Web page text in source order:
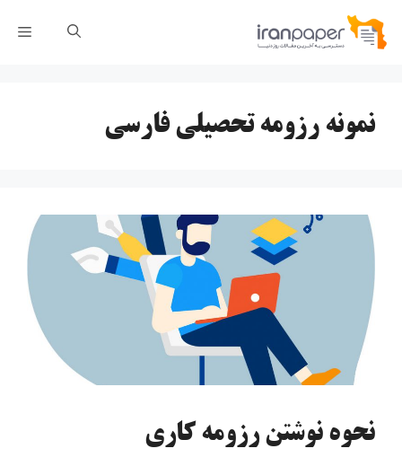
پرش
نمونه رزومه تحصیلی فارسی
نحوه نوشتن رزومه کاری